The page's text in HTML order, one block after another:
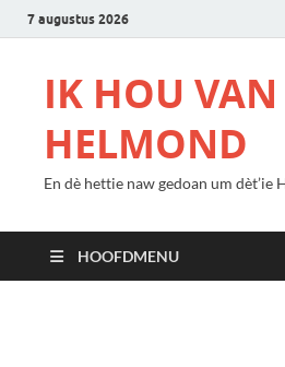
7 augustus 2026
IK HOU VAN
HELMOND
En dè hettie naw gedoan um dèt’ie
HOOFDMENU